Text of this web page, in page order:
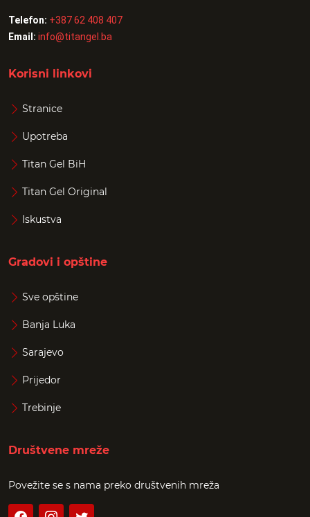
Telefon: +387 62 408 407
Email: info@titangel.ba
Korisni linkovi
Stranice
Upotreba
Titan Gel BiH
Titan Gel Original
Iskustva
Gradovi i opštine
Sve opštine
Banja Luka
Sarajevo
Prijedor
Trebinje
Društvene mreže
Povežite se s nama preko društvenih mreža